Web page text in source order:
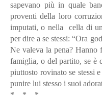
sapevano più in quale
proventi della loro
imputati, o nella cella di
per dire a se stessi: “Ora
Ne valeva la pena? Hanno
famiglia, o del partito, se è
piuttosto rovinato se stessi
punire lui stesso i suoi
* * *